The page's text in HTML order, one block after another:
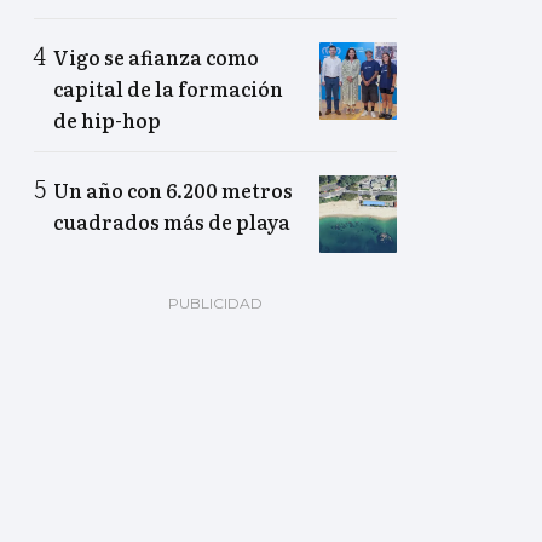
Vigo se afianza como
capital de la formación
de hip-hop
Un año con 6.200 metros
cuadrados más de playa